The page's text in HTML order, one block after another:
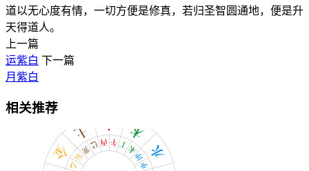
道以无心度有情，一切方便是修真，若归圣智圆通地，便是升
天得道人。
上一篇
运紫白 下一篇
月紫白
相关推荐